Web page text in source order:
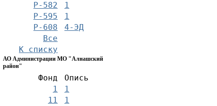
Р-582
1
Р-595
1
Р-608
4-ЭД
Все
К списку
АО Администрации МО "Алнашский
район"
Фонд
Опись
1
1
11
1